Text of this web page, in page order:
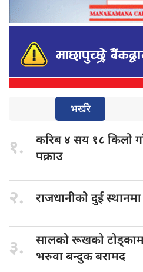
भर्खरै
१. करिब ४ सय १८ किलो
पक्राउ
२. राजधानीको दुई
३. सालको रूखको
भरुवा बन्दुक बरामद